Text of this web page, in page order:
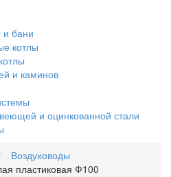
и бани
котлы
и каминов
и оцинкованной стали
Воздуховоды
пластиковая Ф100